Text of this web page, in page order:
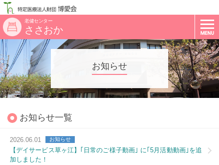
老健センター
ささおか
お知らせ
お知らせ一覧
2026.06.01 お知らせ
【デイサービス草ヶ江】｢日常のご様子動画｣ に｢5月活動動画｣を追
加しました！